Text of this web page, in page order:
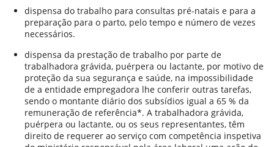
dispensa do trabalho para consultas pré-natais e para a
preparação para o parto, pelo tempo e número de vezes
necessários.
dispensa da prestação de trabalho por parte de
trabalhadora grávida, puérpera ou lactante, por motivo de
proteção da sua segurança e saúde, na impossibilidade
de a entidade empregadora lhe conferir outras tarefas,
sendo o montante diário dos subsídios igual a 65 % da
remuneração de referência*. A trabalhadora grávida,
puérpera ou lactante, ou os seus representantes, têm
direito de requerer ao serviço com competência inspetiva